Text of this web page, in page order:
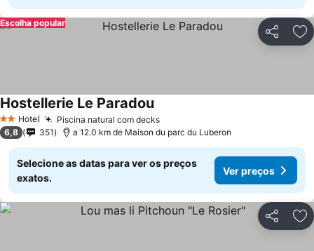
Partilhar
Escolha popular
2 Estrelas
Hotel Piscina natural com decks
Hostellerie Le Paradou
6,8 351 a 12.0 km de Maison du parc du Luberon
Selecione as datas para ver os preços
exatos.
Ver preços
Partilhar